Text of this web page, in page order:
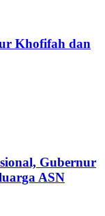
Khofifah dan
Gubernur
ASN